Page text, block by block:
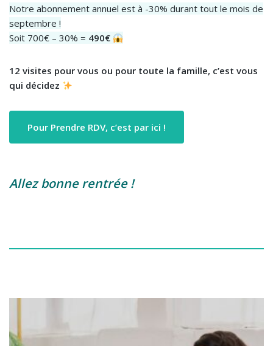
Notre abonnement annuel est à -30% durant tout le mois de
septembre !
Soit 700€ – 30% = 490€
12 visites pour vous ou pour toute la famille, c’est vous
qui décidez
Pour Prendre RDV, c’est par ici !
Allez bonne rentrée !